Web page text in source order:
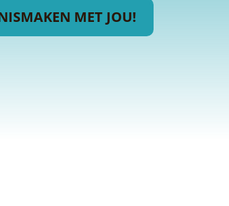
MET JOU!